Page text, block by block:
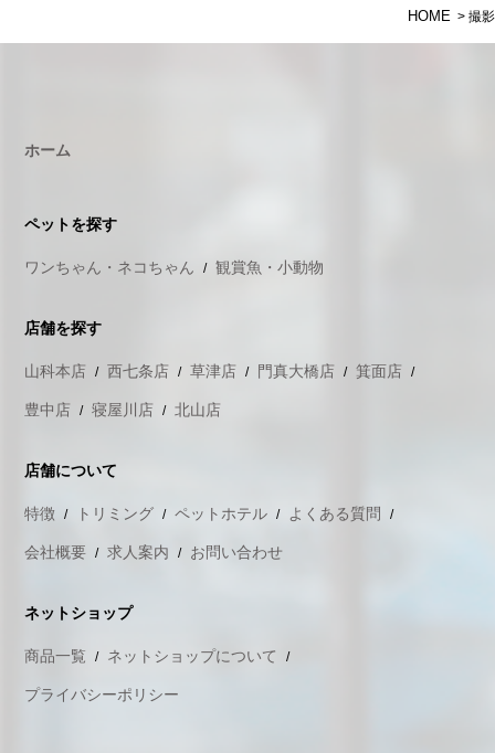
HOME > 撮影
ホーム
ペットを探す
ワンちゃん・ネコちゃん 観賞魚・小動物
店舗を探す
山科本店 西七条店 草津店 門真大橋店 箕面店
豊中店 寝屋川店 北山店
店舗について
特徴 トリミング ペットホテル よくある質問
会社概要 求人案内 お問い合わせ
ネットショップ
商品一覧 ネットショップについて
プライバシーポリシー